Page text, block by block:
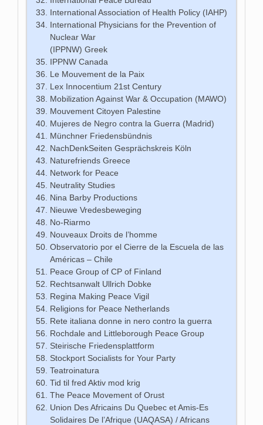
International Association of Health Policy (IAHP)
International Physicians for the Prevention of
Nuclear War
(IPPNW) Greek
IPPNW Canada
Le Mouvement de la Paix
Lex Innocentium 21st Century
Mobilization Against War & Occupation (MAWO)
Mouvement Citoyen Palestine
Mujeres de Negro contra la Guerra (Madrid)
Münchner Friedensbündnis
NachDenkSeiten Gesprächskreis Köln
Naturefriends Greece
Network for Peace
Neutrality Studies
Nina Barby Productions
Nieuwe Vredesbeweging
No-Riarmo
Nouveaux Droits de l’homme
Observatorio por el Cierre de la Escuela de las
Américas – Chile
Peace Group of CP of Finland
Rechtsanwalt Ullrich Dobke
Regina Making Peace Vigil
Religions for Peace Netherlands
Rete italiana donne in nero contro la guerra
Rochdale and Littleborough Peace Group
Steirische Friedensplattform
Stockport Socialists for Your Party
Teatroinatura
Tid til fred Aktiv mod krig
The Peace Movement of Orust
Union Des Africains Du Quebec et Amis-Es
Solidaires De l’Afrique (UAQASA) / Africans